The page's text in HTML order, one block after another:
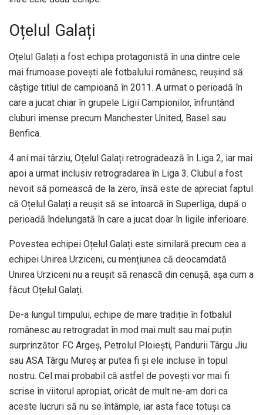
Oțelul Galați
Oțelul Galați a fost echipa protagonistă în una dintre cele
mai frumoase povești ale fotbalului românesc, reușind să
câștige titlul de campioană în 2011. A urmat o perioadă în
care a jucat chiar în grupele Ligii Campionilor, înfruntând
cluburi imense precum Manchester United, Basel sau
Benfica.
4 ani mai târziu, Oțelul Galați retrogradează în Liga 2, iar mai
apoi a urmat inclusiv retrogradarea în Liga 3. Clubul a fost
nevoit să pornească de la zero, însă este de apreciat faptul
că Oțelul Galați a reușit să se întoarcă în Superliga, după o
perioadă îndelungată în care a jucat doar în ligile inferioare.
Povestea echipei Oțelul Galați este similară precum cea a
echipei Unirea Urziceni, cu mențiunea că deocamdată
Unirea Urziceni nu a reușit să renască din cenușă, așa cum a
făcut Oțelul Galați.
De-a lungul timpului, echipe de mare tradiție în fotbalul
românesc au retrogradat în mod mai mult sau mai puțin
surprinzător. FC Argeș, Petrolul Ploiești, Pandurii Târgu Jiu
sau ASA Târgu Mureș ar putea fi și ele incluse în topul
nostru. Cel mai probabil că astfel de povești vor mai fi
scrise în viitorul apropiat, oricât de mult ne-am dori ca
aceste lucruri să nu se întâmple, iar asta face totuși ca